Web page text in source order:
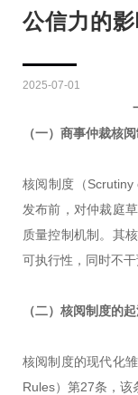
公信力的
2025-07-01
（一） 商事仲裁核
核阅制度（
发布前，对仲裁庭
质量控制机制。其
可执行性，同时不干
（二） 核阅制度的
核阅制度的现代化
Rules）第27条，该